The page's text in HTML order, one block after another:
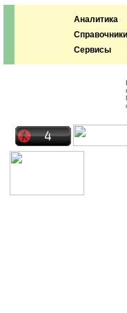
Аналитика
Справочники
Сервисы